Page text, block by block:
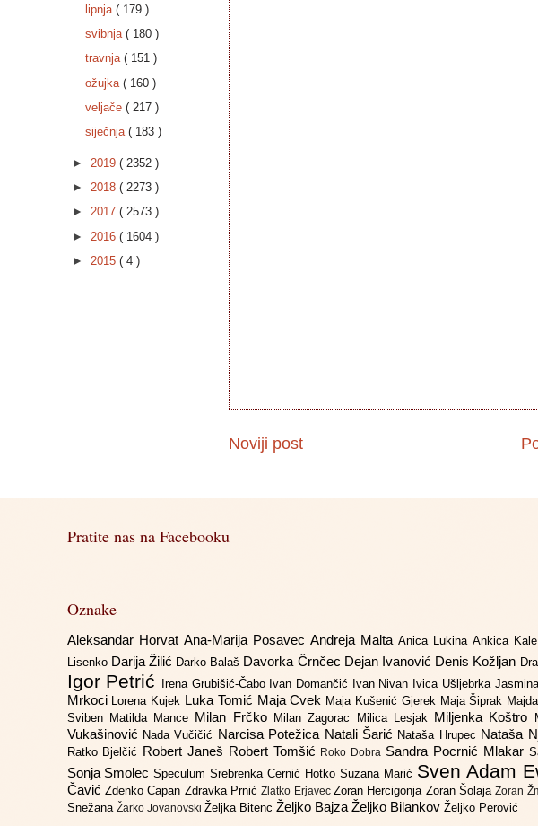
Noviji post
lipnja ( 179 )
svibnja ( 180 )
travnja ( 151 )
ožujka ( 160 )
veljače ( 217 )
siječnja ( 183 )
► 2019 ( 2352 )
► 2018 ( 2273 )
► 2017 ( 2573 )
► 2016 ( 1604 )
► 2015 ( 4 )
Pratite nas na Facebooku
Oznake
Aleksandar Horvat Ana-Marija Posavec Andreja Malta Anica Lukina Ankica Kale
Lisenko Darija Žilić Darko Balaš Davorka Črnčec Dejan Ivanović Denis Kožljan
Igor Petrić Irena Grubišić-Čabo Ivan Domančić Ivan Nivan Ivica Ušljebrka
Mrkoci Lorena Kujek Luka Tomić Maja Cvek Maja Kušenić Gjerek Maja Šiprak
Sviben Matilda Mance Milan Frčko Milan Zagorac Milica Lesjak Miljenka Koštro
Vukašinović Nada Vučičić Narcisa Potežica Natali Šarić Nataša Hrupec Nataša
Ratko Bjelčić Robert Janeš Robert Tomšić Roko Dobra Sandra Pocrnić Mlakar
Sonja SmolecSpeculumSrebrenka Cernić Hotko Suzana Marić Sven Adam
Čavić Zdenko Capan Zdravka PrnićZlatko Erjavec Zoran Hercigonja Zoran ŠolajaZoran
Snežana Žarko Jovanovski Željka Bitenc Željko Bajza Željko Bilankov Željko Perović